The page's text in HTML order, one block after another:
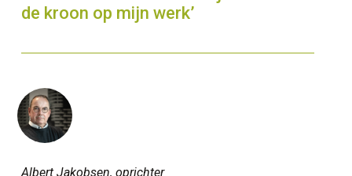
de kroon op mijn werk’
Albert Jakobsen, oprichter